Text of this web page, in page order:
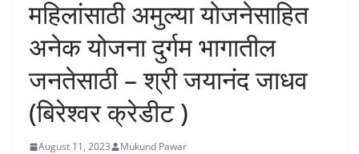
महिलांसाठी अमुल्या योजनेसाहित
अनेक योजना दुर्गम भागातील
जनतेसाठी – श्री जयानंद जाधव
(बिरेश्वर क्रेडीट )
August 11, 2023 Mukund Pawar